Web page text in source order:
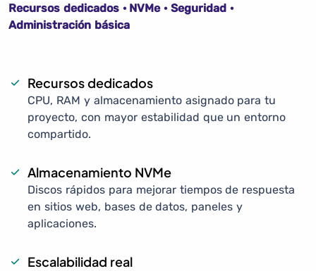
Recursos dedicados · NVMe · Seguridad ·
Administración básica
Recursos dedicados
CPU, RAM y almacenamiento asignado para tu
proyecto, con mayor estabilidad que un entorno
compartido.
Almacenamiento NVMe
Discos rápidos para mejorar tiempos de respuesta
en sitios web, bases de datos, paneles y
aplicaciones.
Escalabilidad real